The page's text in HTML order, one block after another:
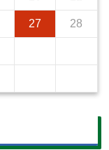
27 28